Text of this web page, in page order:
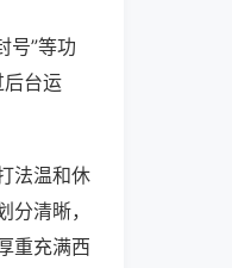
号”等功
后台运
法温和休
清晰，
重充满西